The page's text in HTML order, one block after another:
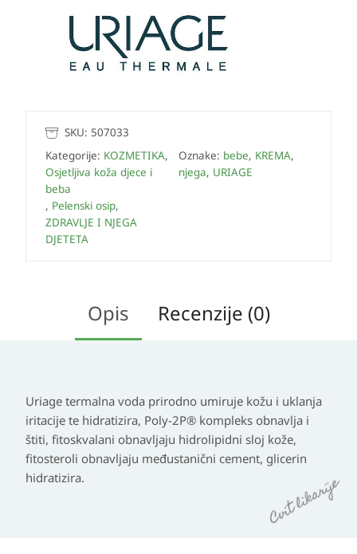
SKU: 507033
Kategorije: KOZMETIKA,
Osjetljiva koža djece i
beba
, Pelenski osip,
ZDRAVLJE I NJEGA
DJETETA
Oznake: bebe, KREMA,
njega, URIAGE
Opis Recenzije (0)
Uriage termalna voda prirodno umiruje kožu i uklanja
iritacije te hidratizira, Poly-2P® kompleks obnavlja i
štiti, fitoskvalani obnavljaju hidrolipidni sloj kože,
fitosteroli obnavljaju međustanični cement, glicerin
hidratizira.